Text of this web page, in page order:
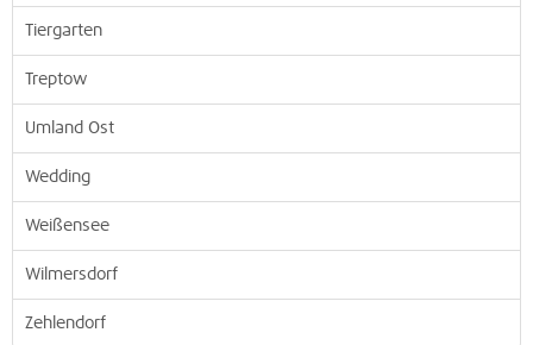
Tiergarten
Treptow
Umland Ost
Wedding
Weißensee
Wilmersdorf
Zehlendorf